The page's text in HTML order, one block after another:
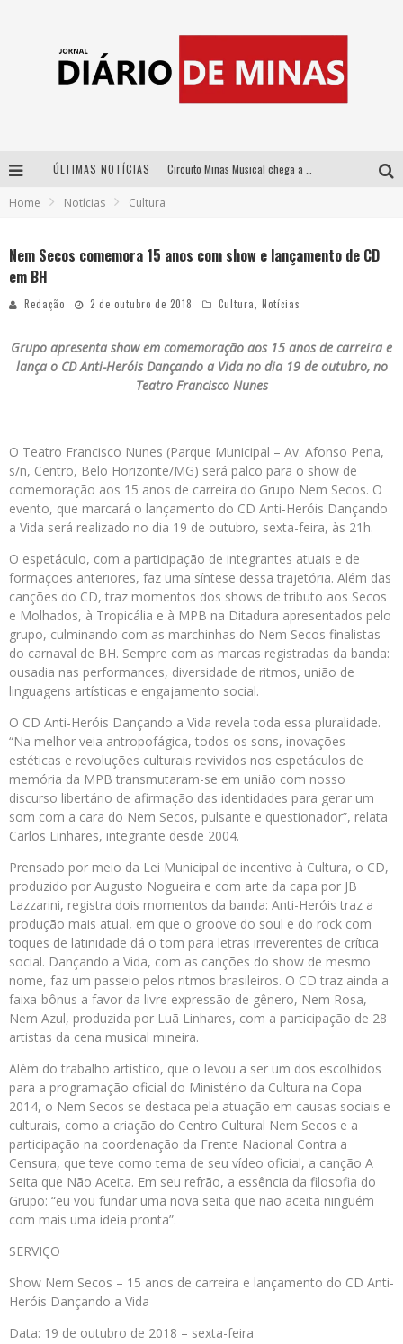
ÚLTIMAS NOTÍCIAS
Home Notícias Cultura
Nem Secos comemora 15 anos com show e lançamento de CD
em BH
Redação 2 de outubro de 2018 Cultura Notícias
Grupo apresenta show em comemoração aos 15 anos de carreira e
lança o CD Anti-Heróis Dançando a Vida no dia 19 de outubro, no
Teatro Francisco Nunes
O Teatro Francisco Nunes (Parque Municipal – Av. Afonso Pena,
s/n, Centro, Belo Horizonte/MG) será palco para o show de
comemoração aos 15 anos de carreira do Grupo Nem Secos. O
evento, que marcará o lançamento do CD Anti-Heróis Dançando
a Vida será realizado no dia 19 de outubro, sexta-feira, às 21h.
O espetáculo, com a participação de integrantes atuais e de
formações anteriores, faz uma síntese dessa trajetória. Além das
canções do CD, traz momentos dos shows de tributo aos Secos
e Molhados, à Tropicália e à MPB na Ditadura apresentados pelo
grupo, culminando com as marchinhas do Nem Secos finalistas
do carnaval de BH. Sempre com as marcas registradas da banda:
ousadia nas performances, diversidade de ritmos, união de
linguagens artísticas e engajamento social.
O CD Anti-Heróis Dançando a Vida revela toda essa pluralidade.
“Na melhor veia antropofágica, todos os sons, inovações
estéticas e revoluções culturais revividos nos espetáculos de
memória da MPB transmutaram-se em união com nosso
discurso libertário de afirmação das identidades para gerar um
som com a cara do Nem Secos, pulsante e questionador”, relata
Carlos Linhares, integrante desde 2004.
Prensado por meio da Lei Municipal de incentivo à Cultura, o CD,
produzido por Augusto Nogueira e com arte da capa por JB
Lazzarini, registra dois momentos da banda: Anti-Heróis traz a
produção mais atual, em que o groove do soul e do rock com
toques de latinidade dá o tom para letras irreverentes de crítica
social. Dançando a Vida, com as canções do show de mesmo
nome, faz um passeio pelos ritmos brasileiros. O CD traz ainda a
faixa-bônus a favor da livre expressão de gênero, Nem Rosa,
Nem Azul, produzida por Luã Linhares, com a participação de 28
artistas da cena musical mineira.
Além do trabalho artístico, que o levou a ser um dos escolhidos
para a programação oficial do Ministério da Cultura na Copa
2014, o Nem Secos se destaca pela atuação em causas sociais e
culturais, como a criação do Centro Cultural Nem Secos e a
participação na coordenação da Frente Nacional Contra a
Censura, que teve como tema de seu vídeo oficial, a canção A
Seita que Não Aceita. Em seu refrão, a essência da filosofia do
Grupo: “eu vou fundar uma nova seita que não aceita ninguém
com mais uma ideia pronta”.
SERVIÇO
Show Nem Secos – 15 anos de carreira e lançamento do CD Anti-
Heróis Dançando a Vida
Data: 19 de outubro de 2018 – sexta-feira